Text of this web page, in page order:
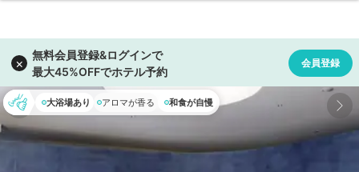
大浴場あり アロマが香る 和食が自慢